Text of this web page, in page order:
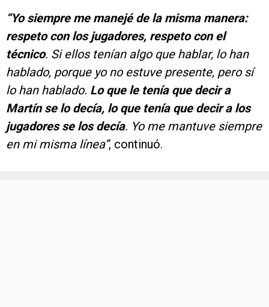
“Yo siempre me manejé de la misma manera:
respeto con los jugadores, respeto con el
técnico. Si ellos tenían algo que hablar, lo han
hablado, porque yo no estuve presente, pero sí
lo han hablado. Lo que le tenía que decir a
Martín se lo decía, lo que tenía que decir a los
jugadores se los decía. Yo me mantuve siempre
en mi misma línea”, continuó.